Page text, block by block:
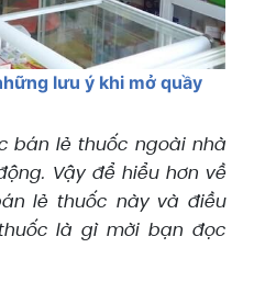
lưu ý khi mở quầy
bán lẻ thuốc ngoài nhà
Vậy để hiểu hơn về
lẻ thuốc này và điều
là gì mời bạn đọc